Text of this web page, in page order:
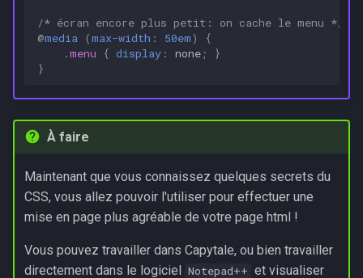
/* écran encore plus petit: on cache le menu */
@media (max-width : 50em)
{
.menu { display: none;
}
}
À faire
Maintenant que vous connaissez quelques secrets du
CSS, vous allez pouvoir l'utiliser pour effectuer une
mise en page plus agréable de votre page html !
Vous pouvez travailler dans Capytale, ou bien travailler
directement dans le logiciel Notepad++ et visualiser